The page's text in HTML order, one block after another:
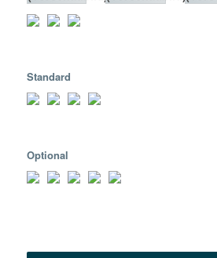
Standard
Optional